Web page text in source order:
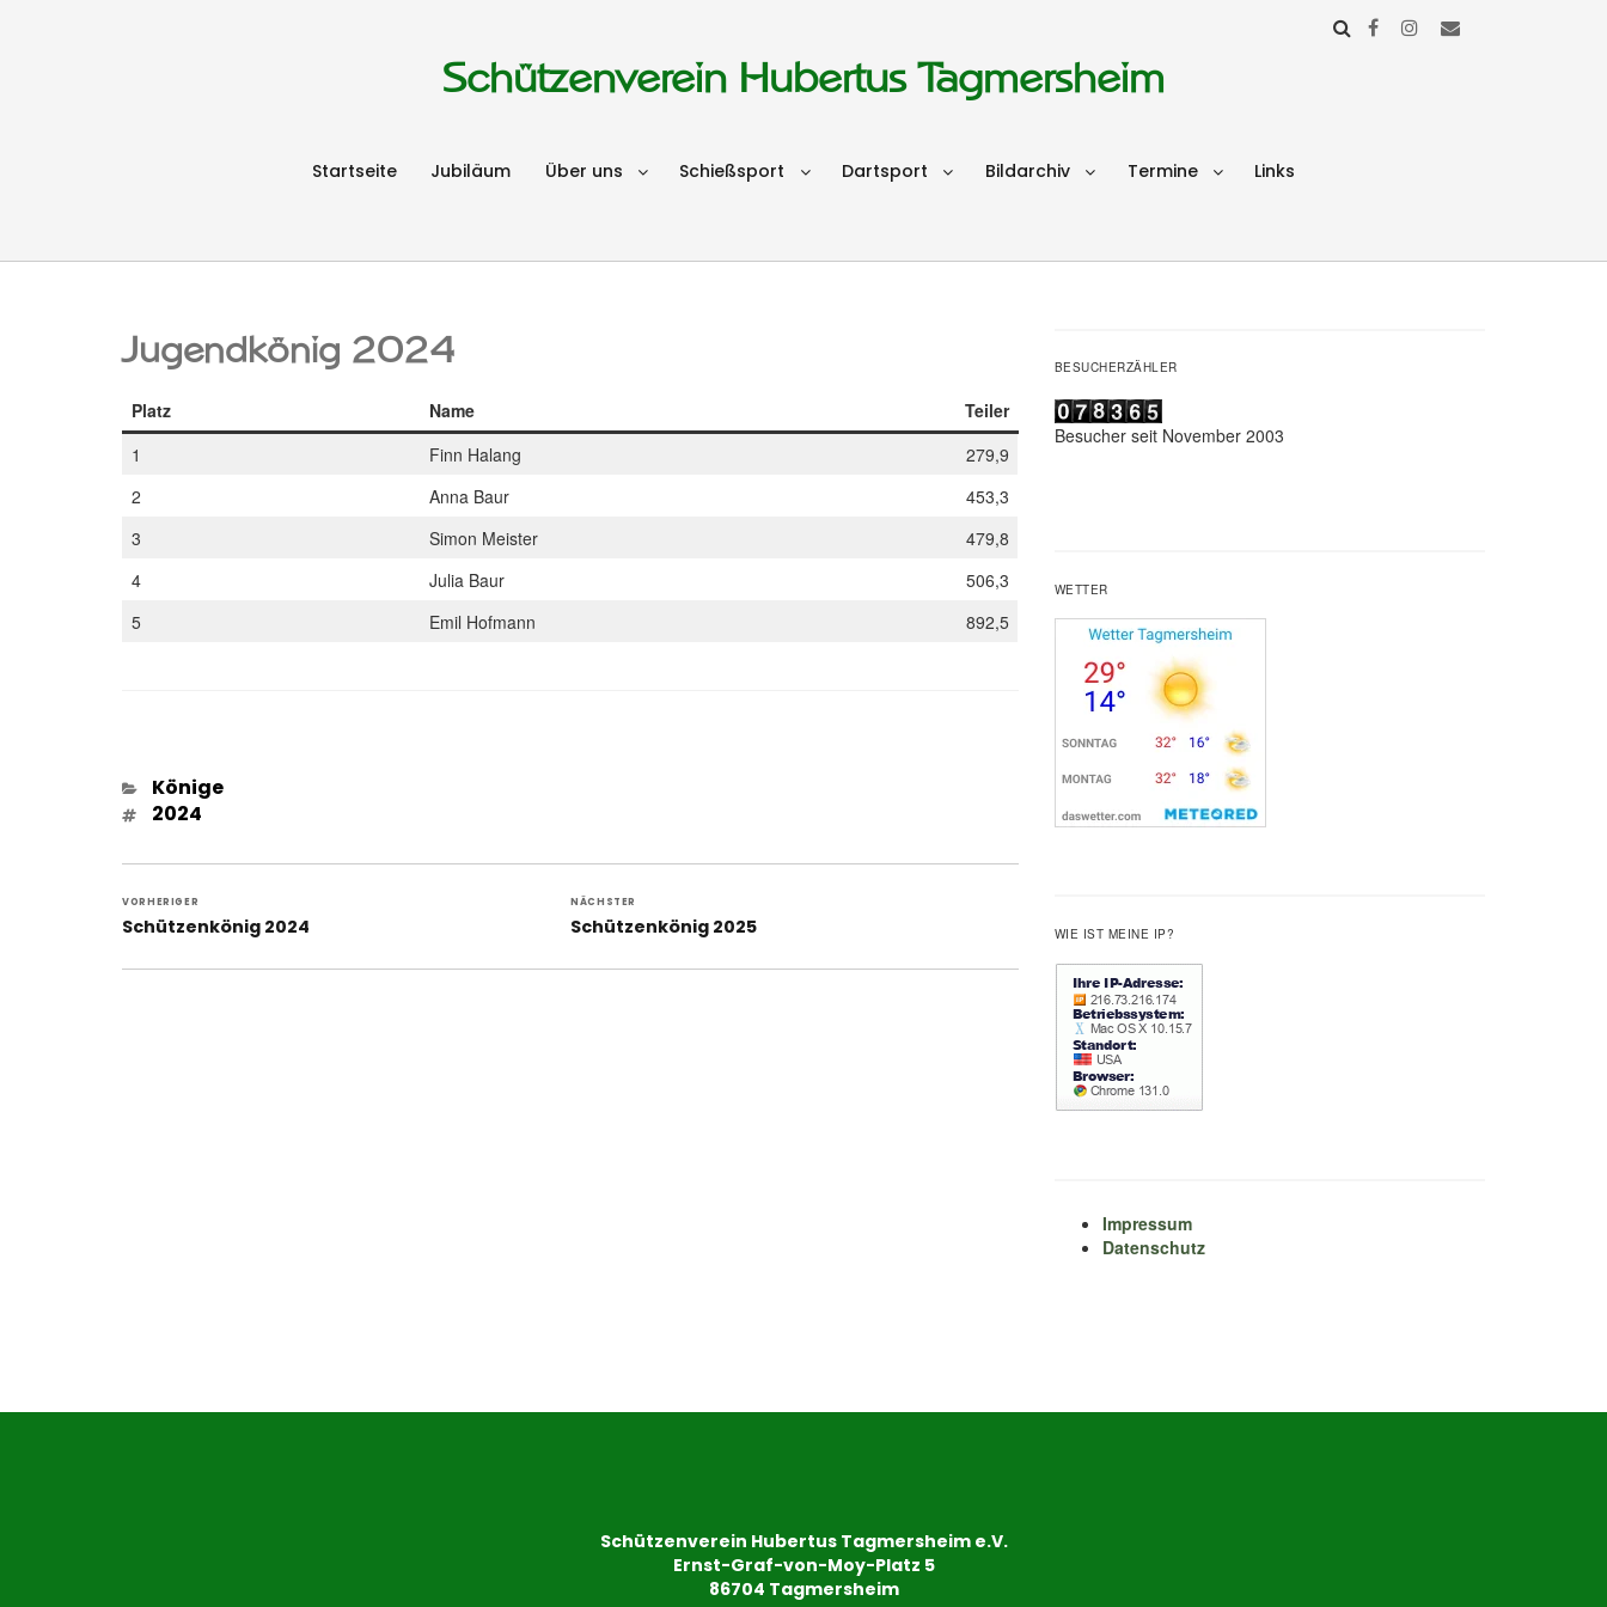
Schützenverein Hubertus Tagmersheim
Startseite Jubiläum Über uns Schießsport Dartsport Bildarchiv Termine Links
Jugendkönig 2024
Platz Name
Teiler
1
Finn Halang
279,9
2
Anna Baur
453,3
3
Simon Meister
479,8
4
Julia Baur
506,3
5
Emil Hofmann 892,5
Kategorien
Könige
Schlagwörter
2024
VORHERIGER
Vorheriger
Schützenkönig 2024
NÄCHSTER
Nächster
Schützenkönig 2025
BESUCHERZÄHLER
Besucher seit November 2003
WETTER
WIE IST MEINE IP?
Impressum
Datenschutz
Schützenverein Hubertus Tagmersheim e.V.
Ernst-Graf-von-Moy-Platz 5
86704 Tagmersheim